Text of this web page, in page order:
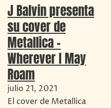
J Balvin presenta
su cover de
Metallica –
Wherever I May
Roam
julio 21, 2021
El cover de Metallica